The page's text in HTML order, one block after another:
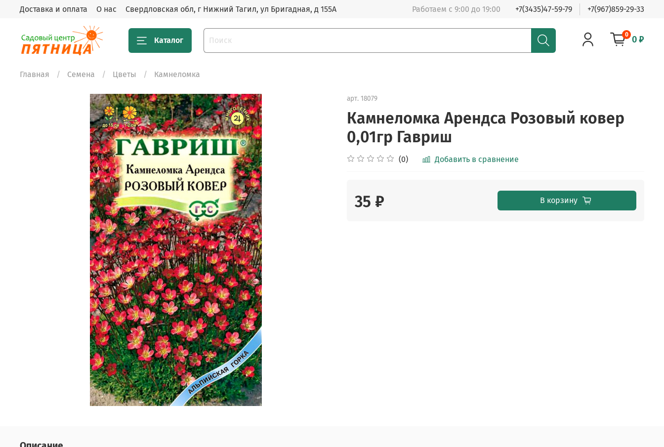
Доставка и оплата О нас Свердловская обл, г Нижний Тагил, ул Бригадная, д 155А Работаем с 9:00 до 19:00 +7(3435)47-59-79 +7(967)859-29-33
Каталог
0 0 ₽
Главная Семена Цветы Камнеломка
арт. 18079
Камнеломка Арендса Розовый ковер
0,01гр Гавриш
(0) Добавить в сравнение
35 ₽ В корзину